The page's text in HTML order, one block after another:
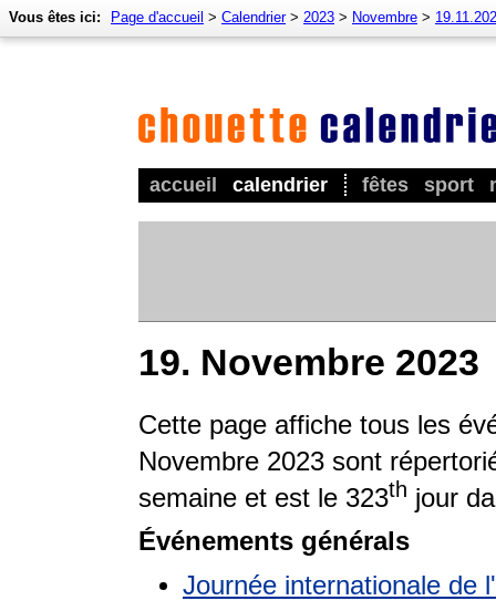
accueil calendrier fêtes sport
Vous êtes ici: Page d'accueil > Calendrier> 2023 > Novembre >
19. Novembre 2023
Cette page affiche tous les
Novembre 2023 sont
semaine et est le 323th jour
Événements générals
Journée internationale de